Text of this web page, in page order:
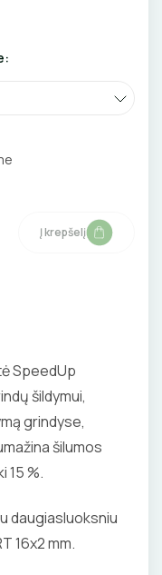
Į krepšelį
SpeedUp
šildymui,
grindyse,
šilumos
15 %.
daugiasluoksniu
16x2 mm.